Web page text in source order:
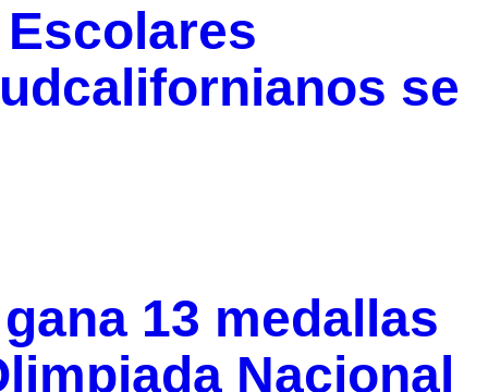
se
13 medallas
Nacional